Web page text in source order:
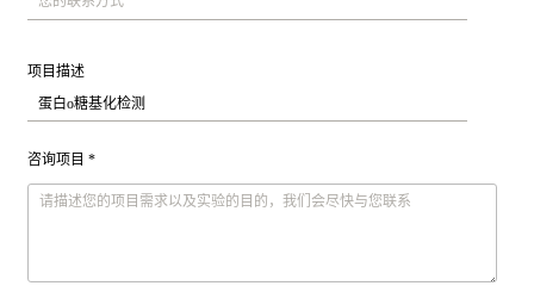
项目描述
咨询项目 *